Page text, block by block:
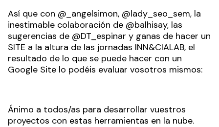
Así que con @_angelsimon, @lady_seo_sem, la
inestimable colaboración de @balhisay, las
sugerencias de @DT_espinar y ganas de hacer un
SITE a la altura de las jornadas INN&CIALAB, el
resultado de lo que se puede hacer con un
Google Site lo podéis evaluar vosotros mismos:
Ánimo a todos/as para desarrollar vuestros
proyectos con estas herramientas en la nube.